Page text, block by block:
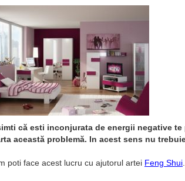
că esti inconjurata de energii negative
această problemă. In acest sens nu
poti face acest lucru cu ajutorul artei Feng Shui